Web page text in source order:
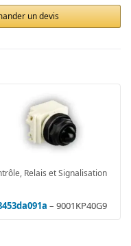
un devis
Relais et Signalisation
– 9001KP40G9